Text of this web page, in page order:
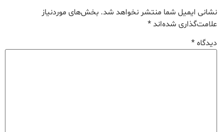
نشانی ایمیل شما منتشر نخواهد شد. بخش‌های موردنیاز
علامت‌گذاری شده‌اند*
دیدگاه*